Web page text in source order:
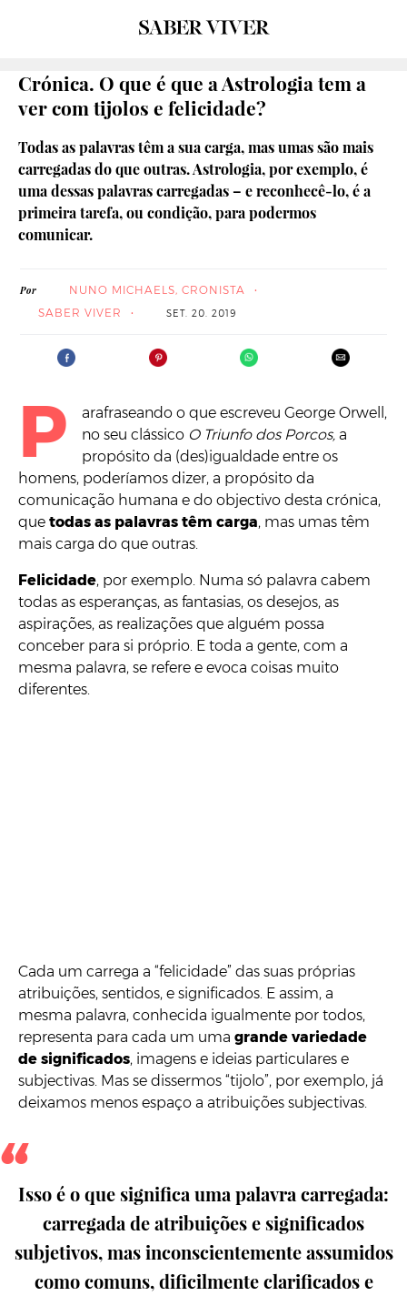
Crónica. O que é que a Astrologia tem a
ver com tijolos e felicidade?
Todas as palavras têm a sua carga, mas umas são mais
carregadas do que outras. Astrologia, por exemplo, é
uma dessas palavras carregadas – e reconhecê-lo, é a
primeira tarefa, ou condição, para podermos
comunicar.
Por
NUNO MICHAELS, CRONISTA
SABER VIVER
SET. 20. 2019
P
arafraseando o que escreveu George Orwell,
no seu clássico O Triunfo dos Porcos, a
propósito da (des)igualdade entre os
homens, poderíamos dizer, a propósito da
comunicação humana e do objectivo desta crónica,
que todas as palavras têm carga, mas umas têm
mais carga do que outras.
Felicidade, por exemplo. Numa só palavra cabem
todas as esperanças, as fantasias, os desejos, as
aspirações, as realizações que alguém possa
conceber para si próprio. E toda a gente, com a
mesma palavra, se refere e evoca coisas muito
diferentes.
Cada um carrega a “felicidade” das suas próprias
atribuições, sentidos, e significados. E assim, a
mesma palavra, conhecida igualmente por todos,
representa para cada um uma grande variedade
de significados, imagens e ideias particulares e
subjectivas. Mas se dissermos “tijolo”, por exemplo, já
deixamos menos espaço a atribuições subjectivas.
Isso é o que significa uma palavra carregada:
carregada de atribuições e significados
subjetivos, mas inconscientemente assumidos
como comuns, dificilmente clarificados e